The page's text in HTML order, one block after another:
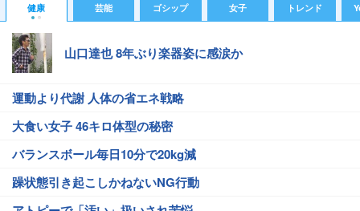
健康 芸能 ゴシップ 女子 トレンド
山口達也 8年ぶり楽器姿に感涙か
運動より代謝 人体の省エネ戦略
大食い女子 46キロ体型の秘密
バランスボール毎日10分で20kg減
躁状態引き起こしかねないNG行動